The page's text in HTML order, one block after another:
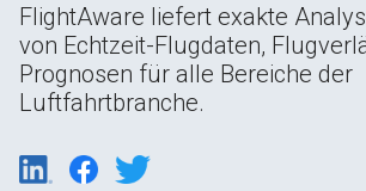
FlightAware liefert exakte
von Echtzeit-Flugdaten,
Prognosen für alle Bereiche der
Luftfahrtbranche.